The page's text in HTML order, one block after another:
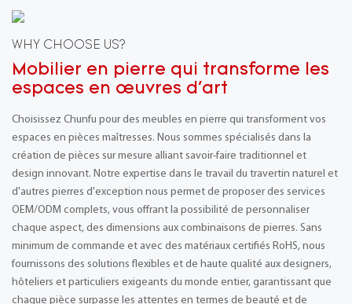
WHY CHOOSE US?
Mobilier en pierre qui transforme les
espaces en œuvres d'art
Choisissez Chunfu pour des meubles en pierre qui transforment vos
espaces en pièces maîtresses. Nous sommes spécialisés dans la
création de pièces sur mesure alliant savoir-faire traditionnel et
design innovant. Notre expertise dans le travail du travertin naturel et
d'autres pierres d'exception nous permet de proposer des services
OEM/ODM complets, vous offrant la possibilité de personnaliser
chaque aspect, des dimensions aux combinaisons de pierres. Sans
minimum de commande et avec des matériaux certifiés RoHS, nous
fournissons des solutions flexibles et de haute qualité aux designers,
hôteliers et particuliers exigeants du monde entier, garantissant que
chaque pièce surpasse les attentes en termes de beauté et de